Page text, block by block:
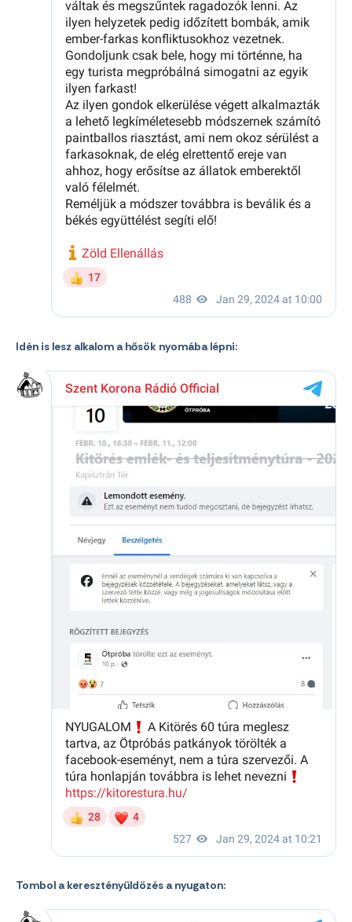
Idén is lesz alkalom a hősök nyomába lépni:
Tombol a keresztényüldözés a nyugaton: